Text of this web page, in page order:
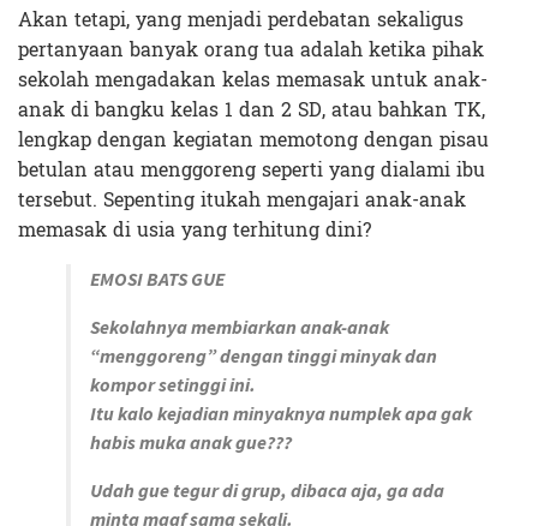
Akan tetapi, yang menjadi perdebatan sekaligus
pertanyaan banyak orang tua adalah ketika pihak
sekolah mengadakan kelas memasak untuk anak-
anak di bangku kelas 1 dan 2 SD, atau bahkan TK,
lengkap dengan kegiatan memotong dengan pisau
betulan atau menggoreng seperti yang dialami ibu
tersebut. Sepenting itukah mengajari anak-anak
memasak di usia yang terhitung dini?
EMOSI BATS GUE
Sekolahnya membiarkan anak-anak
“menggoreng” dengan tinggi minyak dan
kompor setinggi ini.
Itu kalo kejadian minyaknya numplek apa gak
habis muka anak gue???
Udah gue tegur di grup, dibaca aja, ga ada
minta maaf sama sekali.